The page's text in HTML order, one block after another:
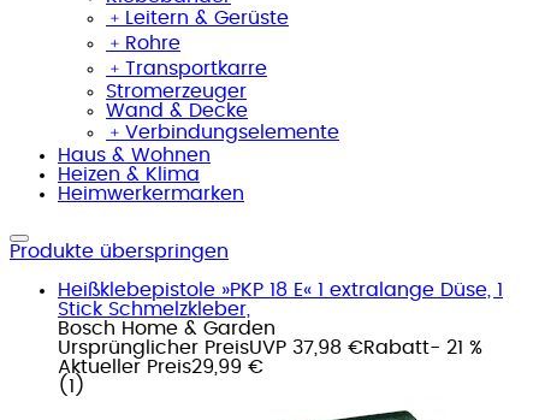
﹢
Leitern & Gerüste
﹢ Rohre
﹢ Transportkarre
Stromerzeuger
Wand & Decke
﹢ Verbindungselemente
Haus & Wohnen
Heizen & Klima
Heimwerkermarken
Produkte überspringen
Heißklebepistole »PKP 18 E« 1 extralange Düse, 1
Stick Schmelzkleber,
Bosch Home & Garden
Ursprünglicher PreisUVP 37,98 €Rabatt- 21 %
Aktueller Preis29,99 €
( 1 )